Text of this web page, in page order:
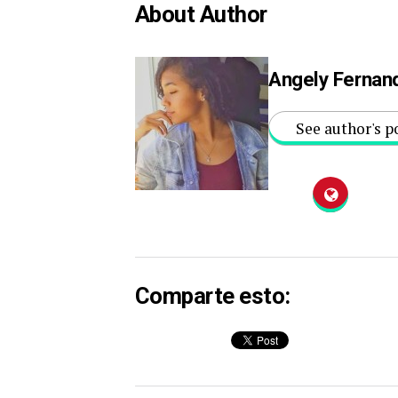
About Author
Angely
See author's
Comparte esto: